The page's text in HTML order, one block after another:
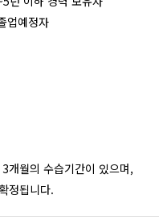
업예정자
개월의 수습기간이 있으며,
정됩니다.